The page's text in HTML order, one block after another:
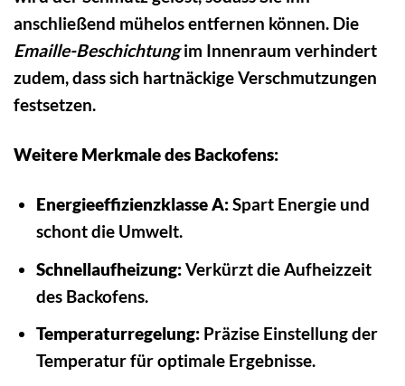
anschließend mühelos entfernen können. Die
Emaille-Beschichtungim Innenraum verhindert
zudem, dass sich hartnäckige Verschmutzungen
festsetzen.
Weitere Merkmale des Backofens:
Energieeffizienzklasse A:Spart Energie und
schont die Umwelt.
Schnellaufheizung:Verkürzt die Aufheizzeit
des Backofens.
Temperaturregelung:Präzise Einstellung der
Temperatur für optimale Ergebnisse.